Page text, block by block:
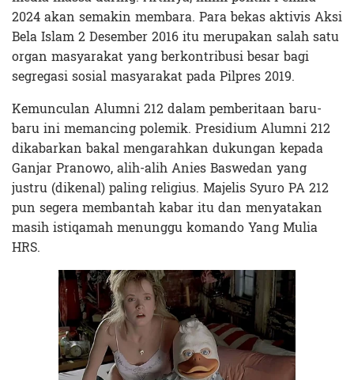
2024 akan semakin membara. Para bekas aktivis Aksi
Bela Islam 2 Desember 2016 itu merupakan salah satu
organ masyarakat yang berkontribusi besar bagi
segregasi sosial masyarakat pada Pilpres 2019.
Kemunculan Alumni 212 dalam pemberitaan baru-
baru ini memancing polemik. Presidium Alumni 212
dikabarkan bakal mengarahkan dukungan kepada
Ganjar Pranowo, alih-alih Anies Baswedan yang
justru (dikenal) paling religius. Majelis Syuro PA 212
pun segera membantah kabar itu dan menyatakan
masih istiqamah menunggu komando Yang Mulia
HRS.